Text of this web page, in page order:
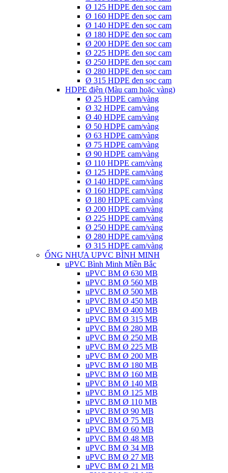
Ø 125 HDPE đen sọc cam
Ø 160 HDPE đen sọc cam
Ø 140 HDPE đen sọc cam
Ø 180 HDPE đen sọc cam
Ø 200 HDPE đen sọc cam
Ø 225 HDPE đen sọc cam
Ø 250 HDPE đen sọc cam
Ø 280 HDPE đen sọc cam
Ø 315 HDPE đen sọc cam
HDPE điện (Màu cam hoặc vàng)
Ø 25 HDPE cam/vàng
Ø 32 HDPE cam/vàng
Ø 40 HDPE cam/vàng
Ø 50 HDPE cam/vàng
Ø 63 HDPE cam/vàng
Ø 75 HDPE cam/vàng
Ø 90 HDPE cam/vàng
Ø 110 HDPE cam/vàng
Ø 125 HDPE cam/vàng
Ø 140 HDPE cam/vàng
Ø 160 HDPE cam/vàng
Ø 180 HDPE cam/vàng
Ø 200 HDPE cam/vàng
Ø 225 HDPE cam/vàng
Ø 250 HDPE cam/vàng
Ø 280 HDPE cam/vàng
Ø 315 HDPE cam/vàng
ỐNG NHỰA UPVC BÌNH MINH
uPVC Bình Minh Miền Bắc
uPVC BM Ø 630 MB
uPVC BM Ø 560 MB
uPVC BM Ø 500 MB
uPVC BM Ø 450 MB
uPVC BM Ø 400 MB
uPVC BM Ø 315 MB
uPVC BM Ø 280 MB
uPVC BM Ø 250 MB
uPVC BM Ø 225 MB
uPVC BM Ø 200 MB
uPVC BM Ø 180 MB
uPVC BM Ø 160 MB
uPVC BM Ø 140 MB
uPVC BM Ø 125 MB
uPVC BM Ø 110 MB
uPVC BM Ø 90 MB
uPVC BM Ø 75 MB
uPVC BM Ø 60 MB
uPVC BM Ø 48 MB
uPVC BM Ø 34 MB
uPVC BM Ø 27 MB
uPVC BM Ø 21 MB